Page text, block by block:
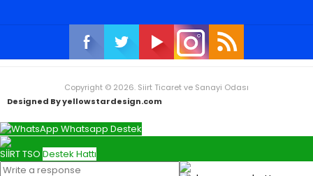
Copyright © 2026. Siirt Ticaret ve Sanayi Odası
Designed By yellowstardesign.com
Whatsapp Destek
SİİRT TSO Destek Hattı